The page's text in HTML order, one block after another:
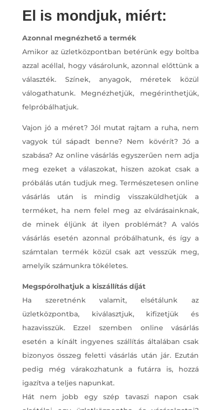
El is mondjuk, miért:
Azonnal megnézhető a termék
Amikor az üzletközpontban betérünk egy boltba
azzal acéllal, hogy vásárolunk, azonnal előttünk a
választék. Színek, anyagok, méretek közül
válogathatunk. Megnézhetjük, megérinthetjük,
felpróbálhatjuk.
Vajon jó a méret? Jól mutat rajtam a ruha, nem
vagyok túl sápadt benne? Nem kövérít? Jó a
szabása? Az online vásárlás egyszerűen nem adja
meg ezeket a válaszokat, hiszen azokat csak a
próbálás után tudjuk meg. Természetesen online
vásárlás után is mindig visszaküldhetjük a
terméket, ha nem felel meg az elvárásainknak,
de minek éljünk át ilyen problémát? A valós
vásárlás esetén azonnal próbálhatunk, és így a
számtalan termék közül csak azt vesszük meg,
amelyik számunkra tökéletes.
Megspórolhatjuk a kiszállítás díját
Ha szeretnénk valamit, elsétálunk az
üzletközpontba, kiválasztjuk, kifizetjük és
hazavisszük. Ezzel szemben online vásárlás
esetén a kínált ingyenes szállítás általában csak
bizonyos összeg feletti vásárlás után jár. Ezután
pedig még várakozhatunk a futárra is, hozzá
igazítva a teljes napunkat.
Hát nem jobb egy szép tavaszi napon csak